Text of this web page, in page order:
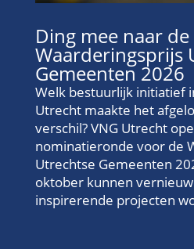
Ding mee naar de
Waarderingsprijs
Gemeenten 2026
Welk bestuurlijk initiatief
Utrecht maakte het
verschil? VNG Utrecht
nominatieronde voor de
Utrechtse Gemeenten
oktober kunnen
inspirerende projecten